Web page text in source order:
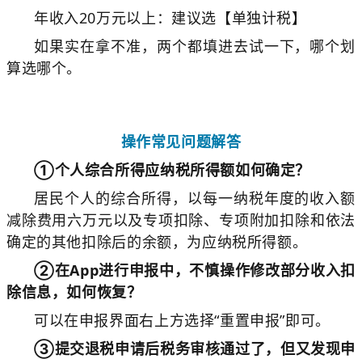
年收入20万元以上：建议选【单独计税】
如果实在拿不准，两个都填进去试一下，哪个划
算选哪个。
操作常见问题解答
①个人综合所得应纳税所得额如何确定？
居民个人的综合所得，以每一纳税年度的收入额
减除费用六万元以及专项扣除、专项附加扣除和依法
确定的其他扣除后的余额，为应纳税所得额。
②在App进行申报中，不慎操作修改部分收入扣
除信息，如何恢复？
可以在申报界面右上方选择“重置申报”即可。
③提交退税申请后税务审核通过了，但又发现申